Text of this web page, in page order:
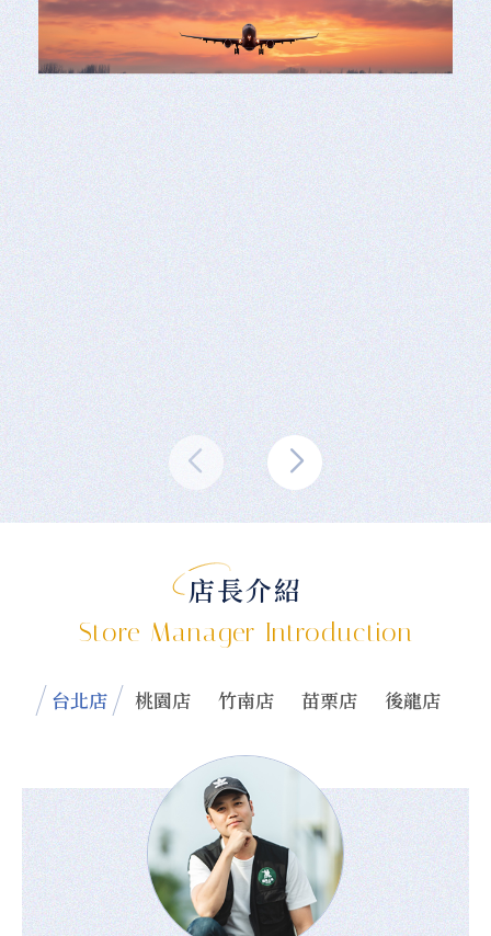
店長介紹
Store Manager Introduction
台北店 桃園店 竹南店 苗栗店 後龍店